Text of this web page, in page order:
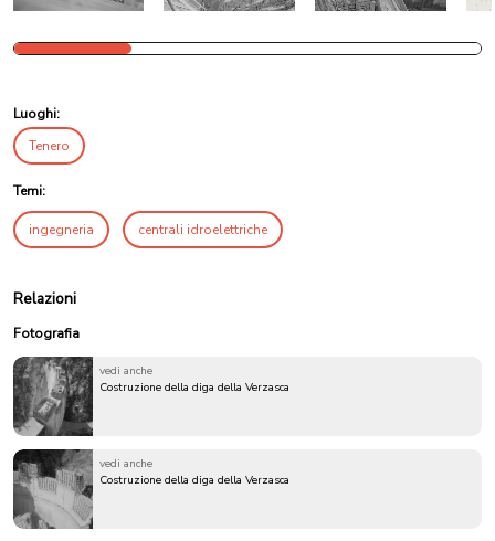
Luoghi:
Tenero
Temi:
ingegneria centrali idroelettriche
Relazioni
Fotografia
vedi anche
Costruzione della diga della Verzasca
vedi anche
Costruzione della diga della Verzasca